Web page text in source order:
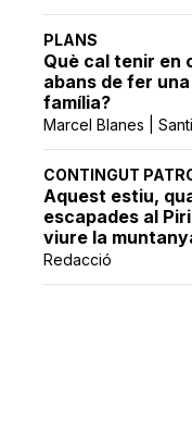
PLANS
Què cal tenir en
abans de fer
família?
Marcel Blanes |
CONTINGUT
Aquest estiu,
escapades al
viure la
Redacció